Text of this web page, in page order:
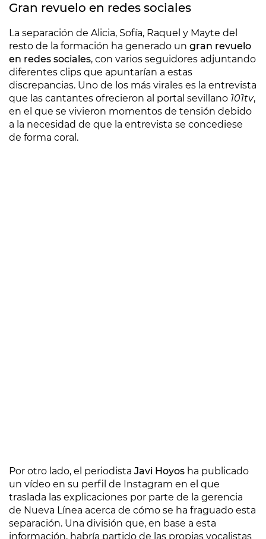
Gran revuelo en redes sociales
La separación de Alicia, Sofía, Raquel y Mayte del
resto de la formación ha generado un gran revuelo
en redes sociales, con varios seguidores adjuntando
diferentes clips que apuntarían a estas
discrepancias. Uno de los más virales es la entrevista
que las cantantes ofrecieron al portal sevillano 101tv,
en el que se vivieron momentos de tensión debido
a la necesidad de que la entrevista se concediese
de forma coral.
Por otro lado, el periodista Javi Hoyos ha publicado
un vídeo en su perfil de Instagram en el que
traslada las explicaciones por parte de la gerencia
de Nueva Línea acerca de cómo se ha fraguado esta
separación. Una división que, en base a esta
información, habría partido de las propias vocalistas